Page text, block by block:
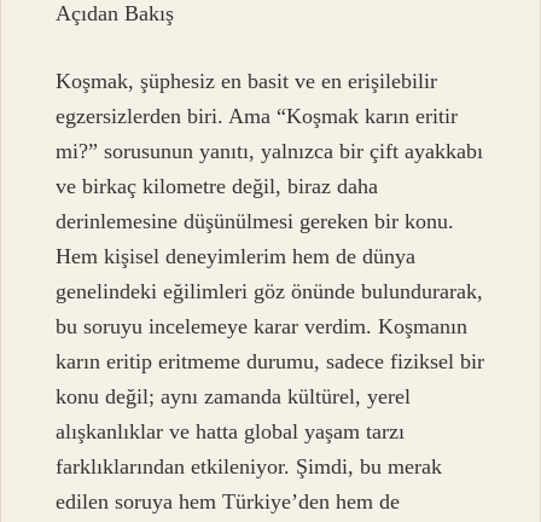
Açıdan Bakış
Koşmak, şüphesiz en basit ve en erişilebilir
egzersizlerden biri. Ama “Koşmak karın eritir
mi?” sorusunun yanıtı, yalnızca bir çift ayakkabı
ve birkaç kilometre değil, biraz daha
derinlemesine düşünülmesi gereken bir konu.
Hem kişisel deneyimlerim hem de dünya
genelindeki eğilimleri göz önünde bulundurarak,
bu soruyu incelemeye karar verdim. Koşmanın
karın eritip eritmeme durumu, sadece fiziksel bir
konu değil; aynı zamanda kültürel, yerel
alışkanlıklar ve hatta global yaşam tarzı
farklıklarından etkileniyor. Şimdi, bu merak
edilen soruya hem Türkiye’den hem de